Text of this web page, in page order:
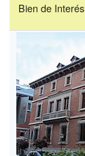
Bien de